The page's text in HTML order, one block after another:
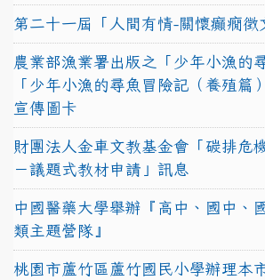
第二十一屆「人間有情-關懷癲癇徵
農業部漁業署出版之「少年小漁的
「少年小漁的尋魚冒險記（養殖篇
宣傳圖卡
財團法人金車文教基金會「碳排危
－議題式教材申請」訊息
中國醫藥大學舉辦『高中、國中、
類主題營隊』
桃園市蘆竹區蘆竹國民小學辦理本